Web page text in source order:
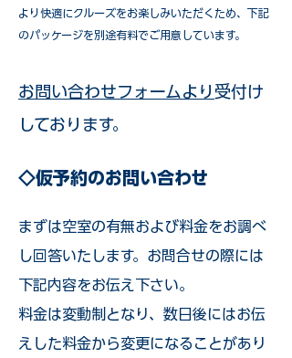
​より快適にクルーズをお楽しみいただくため、下記
のパッケージを別途有料でご用意しています。​
お問い合わせフォームより 受付け
しております。
◇仮予約のお問い合わせ
まずは空室の有無および料金をお調べ
し回答いたします。お問合せの際には
下記内容をお伝え下さい。
料金は変動制となり、数日後にはお伝
えした料金から変更になることがあり